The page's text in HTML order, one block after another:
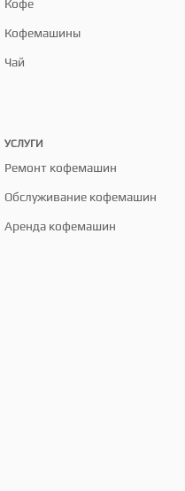
Кофе
Кофемашины
Чай
УСЛУГИ
Ремонт кофемашин
Обслуживание кофемашин
Аренда кофемашин